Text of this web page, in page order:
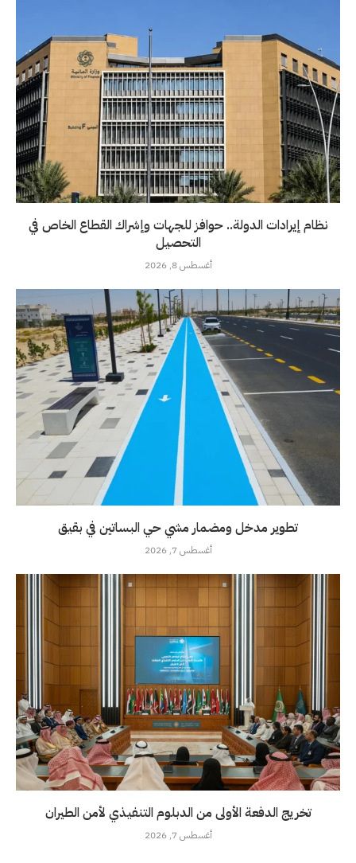
نظام إيرادات الدولة.. حوافز للجهات وإشراك القطاع الخاص في
التحصيل
أغسطس 8, 2026
تطوير مدخل ومضمار مشي حي البساتين في بقيق
أغسطس 7, 2026
تخريج الدفعة الأولى من الدبلوم التنفيذي لأمن الطيران
أغسطس 7, 2026